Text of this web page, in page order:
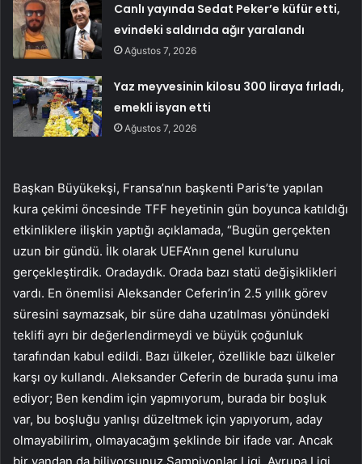
Canlı yayında Sedat Peker’e küfür etti,
evindeki saldırıda ağır yaralandı
Ağustos 7, 2026
Yaz meyvesinin kilosu 300 liraya fırladı,
emekli isyan etti
Ağustos 7, 2026
Başkan Büyükekşi, Fransa’nın başkenti Paris’te yapılan
kura çekimi öncesinde TFF heyetinin gün boyunca katıldığı
etkinliklere ilişkin yaptığı açıklamada, “Bugün gerçekten
uzun bir gündü. İlk olarak UEFA’nın genel kurulunu
gerçekleştirdik. Oradaydık. Orada bazı statü değişiklikleri
vardı. En önemlisi Aleksander Ceferin’in 2.5 yıllık görev
süresini saymazsak, bir süre daha uzatılması yönündeki
teklifi ayrı bir değerlendirmeydi ve büyük çoğunluk
tarafından kabul edildi. Bazı ülkeler, özellikle bazı ülkeler
karşı oy kullandı. Aleksander Ceferin de burada şunu ima
ediyor; Ben kendim için yapmıyorum, burada bir boşluk
var, bu boşluğu yanlışı düzeltmek için yapıyorum, aday
olmayabilirim, olmayacağım şeklinde bir ifade var. Ancak